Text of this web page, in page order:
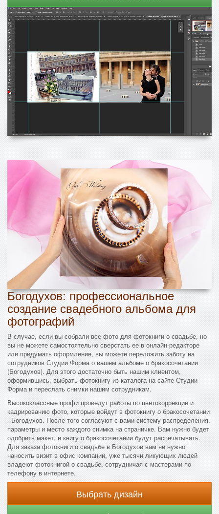
Богодухов: профессиональное
создание свадебного альбома для
фотографий
В случае, если вы собрали все фото для фотокниги о свадьбе, но
вы не можете самостоятельно сверстать ее в онлайн-редакторе
или придумать оформление, вы можете переложить заботу на
сотрудников Студии Форма о вашем альбоме о бракосочетании
(Богодухов). Для этого достаточно быть нашим клиентом,
оформившись, выбрать фотокнигу из каталога на сайте Студии
Форма и переслать снимки нашим сотрудникам.
Высококлассные профи проведут работы по цветокоррекции и
кадрированию фото, которые войдут в фотокнигу о бракосочетании
- Богодухов. После того согласуют с вами систему распределения,
параметры и место каждого снимка на страничке. Вам нужно будет
одобрить макет, и книгу о бракосочетании будут распечатывать.
Для заказа фотокниги о свадьбе в Богодухов вам не нужно
наносить визит в офис компании, уже тысячи ликующих людей
владеют фотокнигой о свадьбе, сотрудничая с мастерами по
телефону в интернете.
Выбрать дизайн